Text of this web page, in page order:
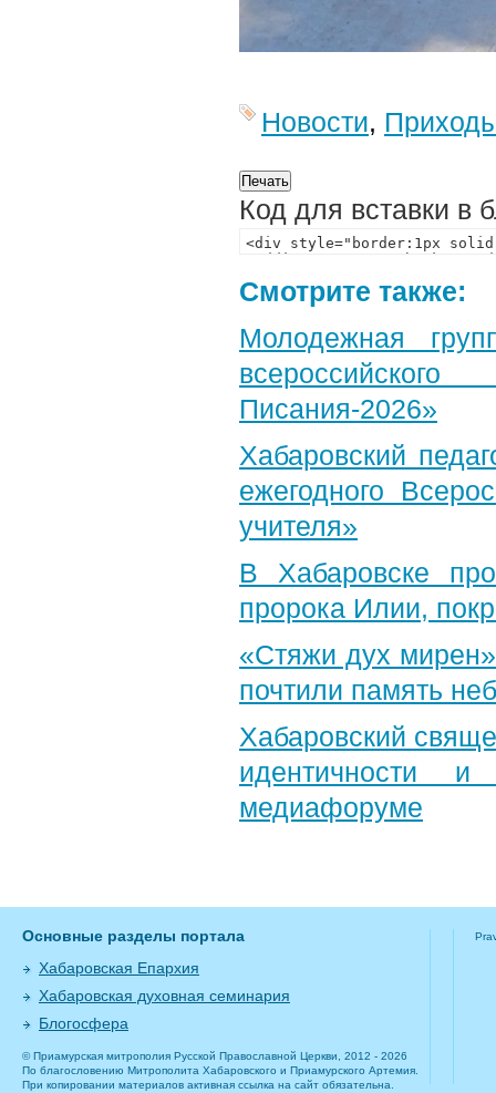
Новости,
Код для вставки в
Смотрите также:
Молодежная
Писания-2026»
Хабаровский
ежегодного
учителя»
В Хабаровске
пророка Илии,
«Стяжи дух
почтили память
Хабаровский
идентичности
медиафоруме
Основные разделы портала
Хабаровская Епархия
Хабаровская духовная семинария
Блогосфера
© Приамурская митрополия Русской Православной Церкви, 2012 - 2026
По благословению Митрополита Хабаровского и Приамурского Артемия.
При копировании материалов активная ссылка на сайт обязательна.